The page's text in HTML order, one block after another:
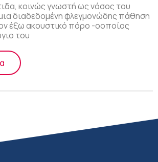
κοινώς γνωστή ως νόσος του
μια διαδεδομένη φλεγμονώδης πάθηση
έξω ακουστικό πόρο -οοποίος
του